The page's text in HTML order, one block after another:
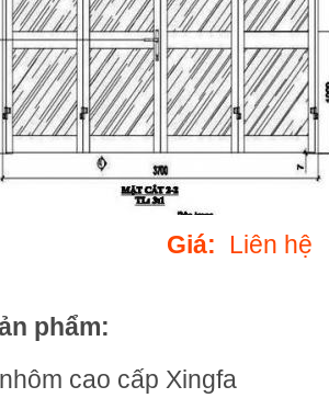
Giá: Liên hệ
phẩm:
cao cấp Xingfa